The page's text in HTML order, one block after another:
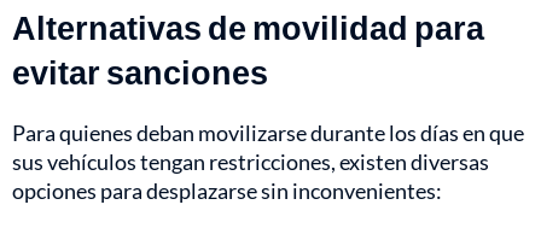
Alternativas de movilidad para
evitar sanciones
Para quienes deban movilizarse durante los días en que
sus vehículos tengan restricciones, existen diversas
opciones para desplazarse sin inconvenientes: